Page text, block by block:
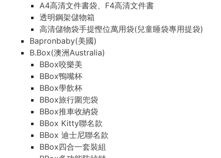
A4高清文件書袋、F4高清文件書
透明鋼架儲物箱
高清儲物袋手提慳位萬用袋(兒童睡袋專用提袋)
Bapronbaby(美國)
B.Box(澳洲Australia)
BBox咬樂美
BBox鴨嘴杯
BBox學飲杯
BBox旅行圍兜袋
BBox推車收納袋
BBox Kitty聯名款
BBox 迪士尼聯名款
BBox四合一套裝組